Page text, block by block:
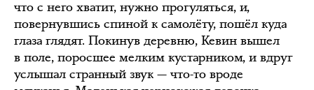
что с него хватит, нужно прогуляться, и,
повернувшись спиной к самолёту, пошёл куда
глаза глядят. Покинув деревню, Кевин вышел
в поле, поросшее мелким кустарником, и вдруг
услышал странный звук — что-то вроде